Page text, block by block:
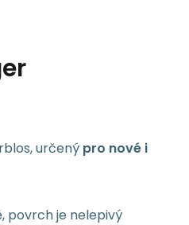
určený pro nové i
povrch je nelepivý